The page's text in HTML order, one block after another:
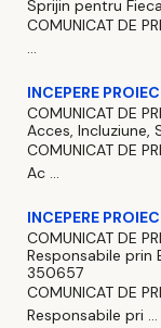
Sprijin pentru
COMUNICAT DE
...
INCEPERE
COMUNICAT DE
Acces, Incluziune,
COMUNICAT DE
Ac ...
INCEPERE
COMUNICAT DE
Responsabile prin
350657
COMUNICAT DE
Responsabile pri ...